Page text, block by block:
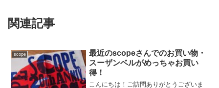
関連記事
scope
最近のscopeさんでのお買い物・
スーザンベルがめっちゃお買い
得！
こんにちは！ご訪問ありがとうございま